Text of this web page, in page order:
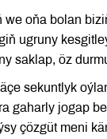
we oňa bolan
ugruny
saklap, öz
sekuntlyk
gaharly jogap
çözgüt meni